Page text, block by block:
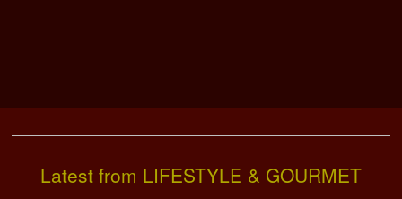
Latest from LIFESTYLE & GOURMET